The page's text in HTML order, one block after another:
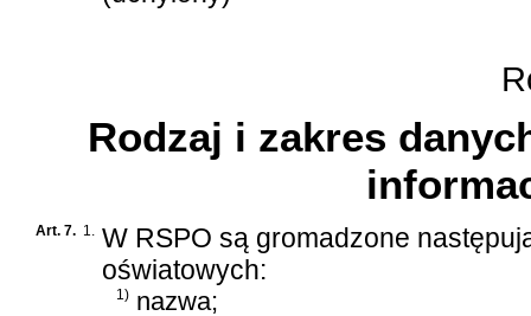
Rodzaj i zakres
Art. 7. 1.
W RSPO są gromadzone
oświatowych:
1) nazwa;